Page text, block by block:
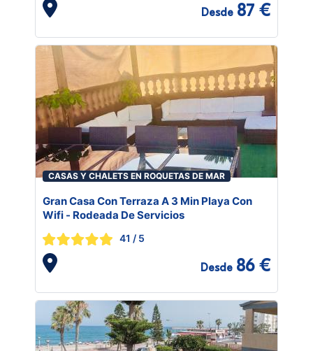
Desde 87 €
CASAS Y CHALETS EN ROQUETAS DE MAR
Gran Casa Con Terraza A 3 Min Playa Con
Wifi - Rodeada De Servicios
41 / 5
Desde 86 €